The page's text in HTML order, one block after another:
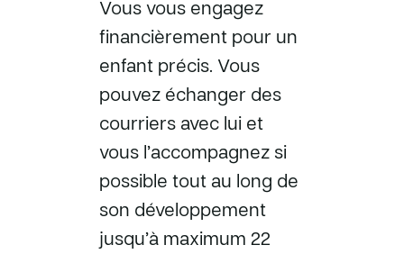
Vous vous engagez
financièrement pour un
enfant précis. Vous
pouvez échanger des
courriers avec lui et
vous l’accompagnez si
possible tout au long de
son développement
jusqu’à maximum 22